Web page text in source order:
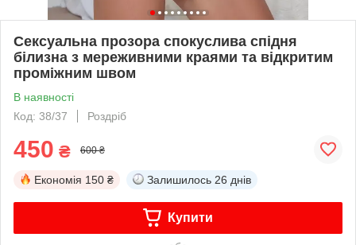
Сексуальна прозора спокуслива спідня
білизна з мереживними краями та відкритим
проміжним швом
В наявності
Код: 38/37
Роздріб
450 ₴ 600 ₴
Економія 150 ₴ Залишилось 26 днів
Купити